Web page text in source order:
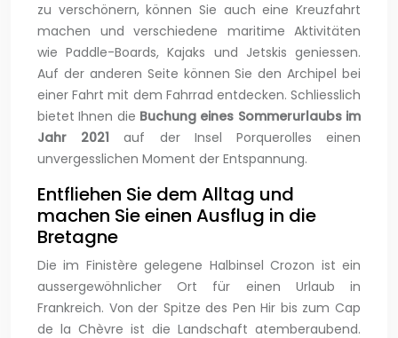
zu verschönern, können Sie auch eine Kreuzfahrt
machen und verschiedene maritime Aktivitäten
wie Paddle-Boards, Kajaks und Jetskis geniessen.
Auf der anderen Seite können Sie den Archipel bei
einer Fahrt mit dem Fahrrad entdecken. Schliesslich
bietet Ihnen die Buchung eines Sommerurlaubs im
Jahr 2021 auf der Insel Porquerolles einen
unvergesslichen Moment der Entspannung.
Entfliehen Sie dem Alltag und
machen Sie einen Ausflug in die
Bretagne
Die im Finistère gelegene Halbinsel Crozon ist ein
aussergewöhnlicher Ort für einen Urlaub in
Frankreich. Von der Spitze des Pen Hir bis zum Cap
de la Chèvre ist die Landschaft atemberaubend.